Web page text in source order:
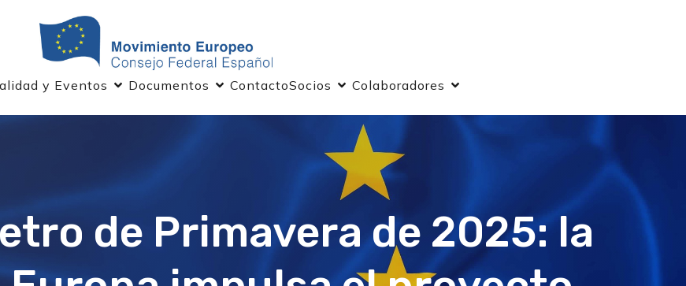
y Eventos Documentos ContactoSocios Colaboradores
de Primavera de 2025: la